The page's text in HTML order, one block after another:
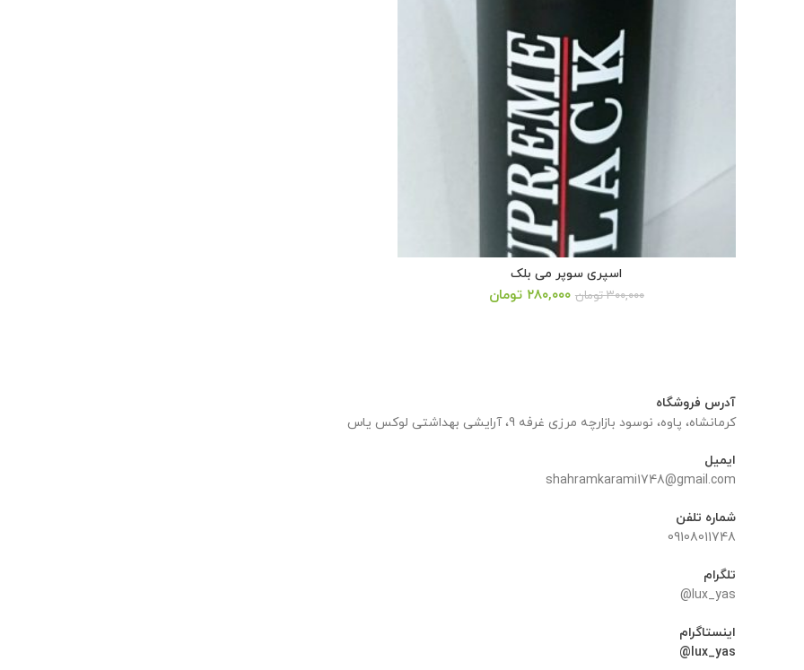
اسپری سوپر می بلک
۳۰۰,۰۰۰ تومان قیمت
۲۸۰,۰۰۰ تومان
آدرس فروشگاه
کرمانشاه، پاوه، نوسود بازارچه مرزی غرفه 9، آرایشی بهداشتی لوکس یاس
ایمیل
shahramkarami1748@gmail.com
شماره تلفن
09108011748
تلگرام
lux_yas@
اینستاگرام
lux_yas@